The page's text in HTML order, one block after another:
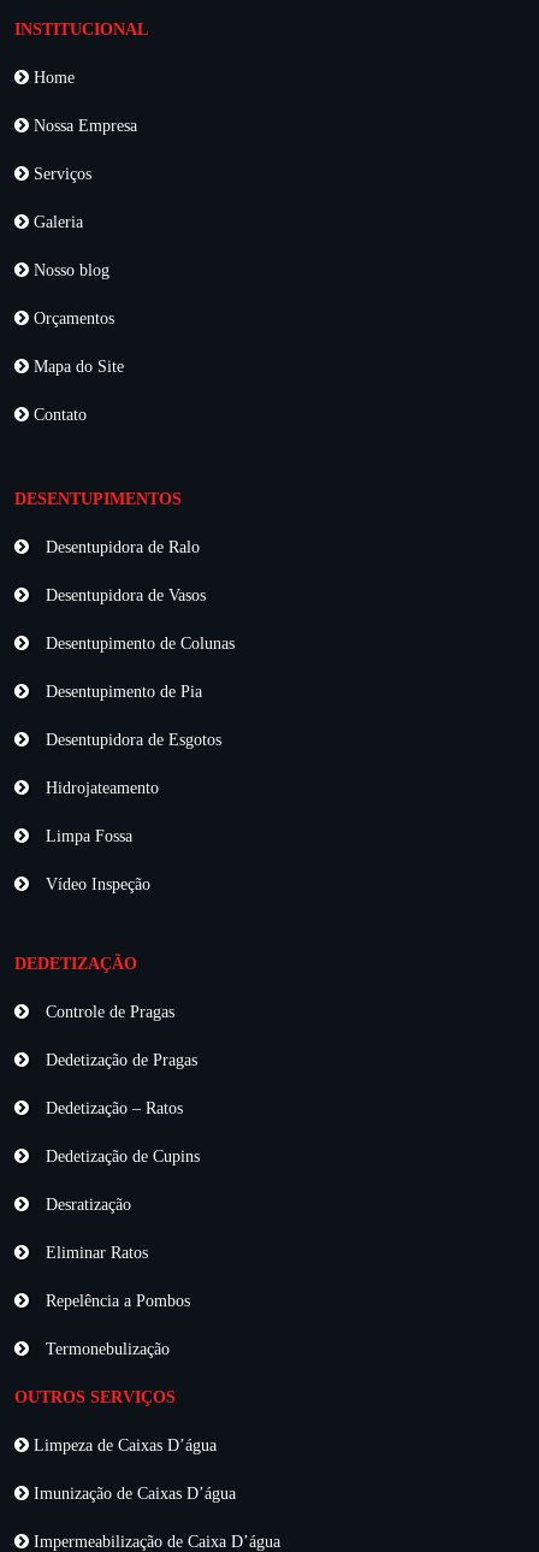
INSTITUCIONAL
Home
Nossa Empresa
Serviços
Galeria
Nosso blog
Orçamentos
Mapa do Site
Contato
DESENTUPIMENTOS
Desentupidora de Ralo
Desentupidora de Vasos
Desentupimento de Colunas
Desentupimento de Pia
Desentupidora de Esgotos
Hidrojateamento
Limpa Fossa
Vídeo Inspeção
DEDETIZAÇÃO
Controle de Pragas
Dedetização de Pragas
Dedetização – Ratos
Dedetização de Cupins
Desratização
Eliminar Ratos
Repelência a Pombos
Termonebulização
OUTROS SERVIÇOS
Limpeza de Caixas D’água
Imunização de Caixas D’água
Impermeabilização de Caixa D’água